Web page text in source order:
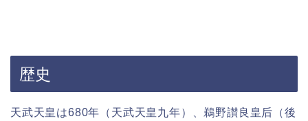
歴史
天武天皇は680年（天武天皇九年）、鵜野讃良皇后（後